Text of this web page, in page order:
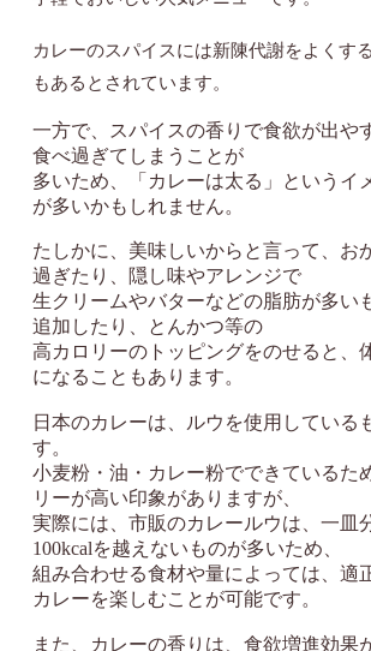
カレーのスパイスには新陳代謝をよくす
もあるとされています。
一方で、スパイスの香りで食欲が出や
食べ過ぎてしまうことが
多いため、「カレーは太る」というイ
が多いかもしれません。
たしかに、美味しいからと言って、お
過ぎたり、隠し味やアレンジで
生クリームやバターなどの脂肪が多い
追加したり、とんかつ等の
高カロリーのトッピングをのせると、
になることもあります。
日本のカレーは、ルウを使用している
す。
小麦粉・油・カレー粉でできているた
リーが高い印象がありますが、
実際には、市販のカレールウは、一皿
100kcalを越えないものが多いため、
組み合わせる食材や量によっては、適
カレーを楽しむことが可能です。
また、カレーの香りは、食欲増進効果